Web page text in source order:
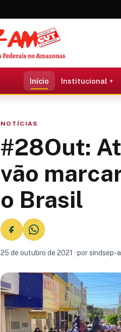
Início Institucional
NOTÍCIAS
#28Out:
vão
o Brasil
25 de outubro de 2021 · por sindsep-